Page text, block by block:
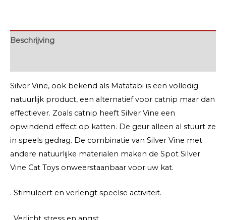
Beschrijving
Silver Vine, ook bekend als Matatabi is een volledig
natuurlijk product, een alternatief voor catnip maar dan
effectiever. Zoals catnip heeft Silver Vine een
opwindend effect op katten. De geur alleen al stuurt ze
in speels gedrag. De combinatie van Silver Vine met
andere natuurlijke materialen maken de Spot Silver
Vine Cat Toys onweerstaanbaar voor uw kat.
. Stimuleert en verlengt speelse activiteit.